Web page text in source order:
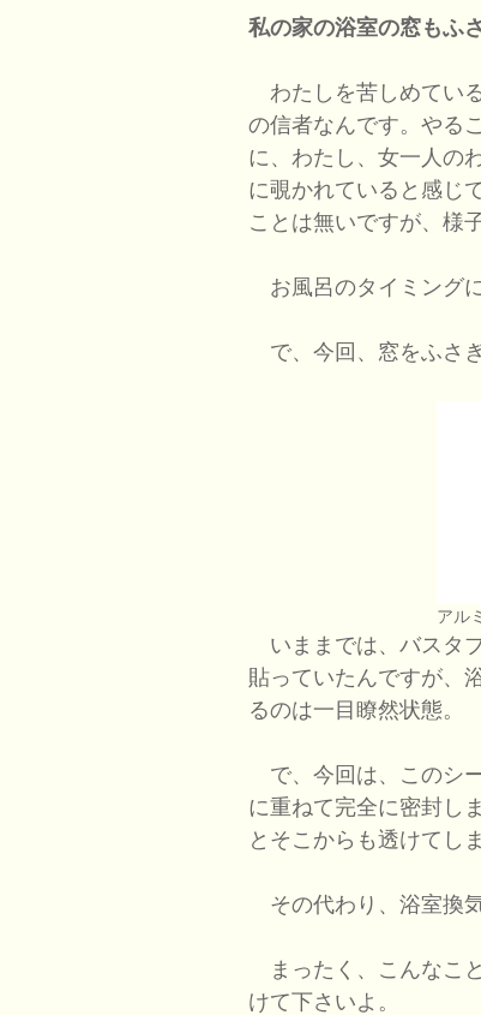
私の家の浴室の窓もふ
わたしを苦しめてい
の信者なんです。やる
に、わたし、女一人の
に覗かれていると感じ
ことは無いですが、様
お風呂のタイミング
で、今回、窓をふさぎ
アル
いままでは、バスタ
貼っていたんですが、
るのは一目瞭然状態。
で、今回は、このシ
に重ねて完全に密封し
とそこからも透けてし
その代わり、浴室換
まったく、こんなこ
けて下さいよ。